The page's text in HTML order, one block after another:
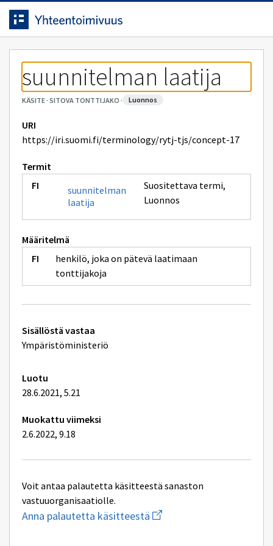
Siirrytty
sivulle
Siirry suoraan sisältöön.
suunnitelman laatija
KÄSITE· SITOVA TONTTIJAKO · luonnos
URI
https://iri.suomi.fi/terminology/rytj-tjs/concept-17
Termit
suunnitelman
laatija
Suositettava termi,
Luonnos
Määritelmä
henkilö, joka on pätevä laatimaan
tonttijakoja
Tekniset
lisätiedot
Sisällöstä vastaa
Ympäristöministeriö
Luotu
28.6.2021, 5.21
Muokattu viimeksi
2.6.2022, 9.18
Voit antaa palautetta käsitteestä sanaston
vastuuorganisaatiolle.
Anna palautetta käsitteestä Aloita
uuden